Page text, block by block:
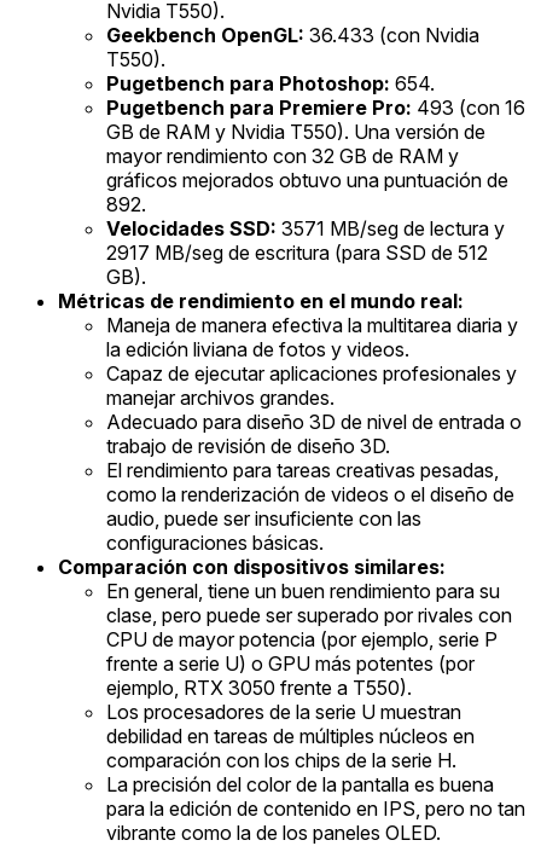
Nvidia T550).
Geekbench OpenGL: 36.433 (con Nvidia
T550).
Pugetbench para Photoshop: 654.
Pugetbench para Premiere Pro: 493 (con 16
GB de RAM y Nvidia T550). Una versión de
mayor rendimiento con 32 GB de RAM y
gráficos mejorados obtuvo una puntuación de
892.
Velocidades SSD: 3571 MB/seg de lectura y
2917 MB/seg de escritura (para SSD de 512
GB).
Métricas de rendimiento en el mundo real:
Maneja de manera efectiva la multitarea diaria y
la edición liviana de fotos y videos.
Capaz de ejecutar aplicaciones profesionales y
manejar archivos grandes.
Adecuado para diseño 3D de nivel de entrada o
trabajo de revisión de diseño 3D.
El rendimiento para tareas creativas pesadas,
como la renderización de videos o el diseño de
audio, puede ser insuficiente con las
configuraciones básicas.
Comparación con dispositivos similares:
En general, tiene un buen rendimiento para su
clase, pero puede ser superado por rivales con
CPU de mayor potencia (por ejemplo, serie P
frente a serie U) o GPU más potentes (por
ejemplo, RTX 3050 frente a T550).
Los procesadores de la serie U muestran
debilidad en tareas de múltiples núcleos en
comparación con los chips de la serie H.
La precisión del color de la pantalla es buena
para la edición de contenido en IPS, pero no tan
vibrante como la de los paneles OLED.